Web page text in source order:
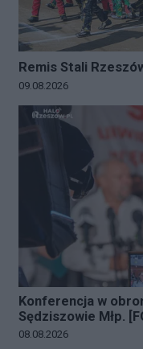
Remis Stali
Data dodania galerii:
09.08.2026
Konferencja w
Sędziszowie Młp.
Data dodania galerii:
08.08.2026